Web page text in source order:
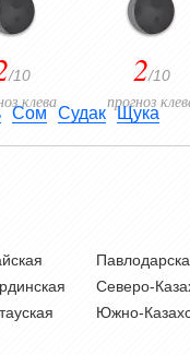
/10
клева
2/10
прогноз
Сом Судак Щука
Северо-
Южно-